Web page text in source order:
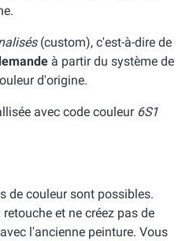
(custom), c'est-à-dire de
à partir du système de
d'origine.
avec code couleur 6S1
de couleur sont possibles.
et ne créez pas de
l'ancienne peinture. Vous